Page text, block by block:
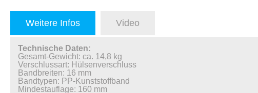
Weitere Infos Video
Technische Daten:
Gesamt-Gewicht: ca. 14,8 kg
Verschlussart: Hülsenverschluss
Bandbreiten: 16 mm
Bandtypen: PP-Kunststoffband
Mindestauflage: 160 mm